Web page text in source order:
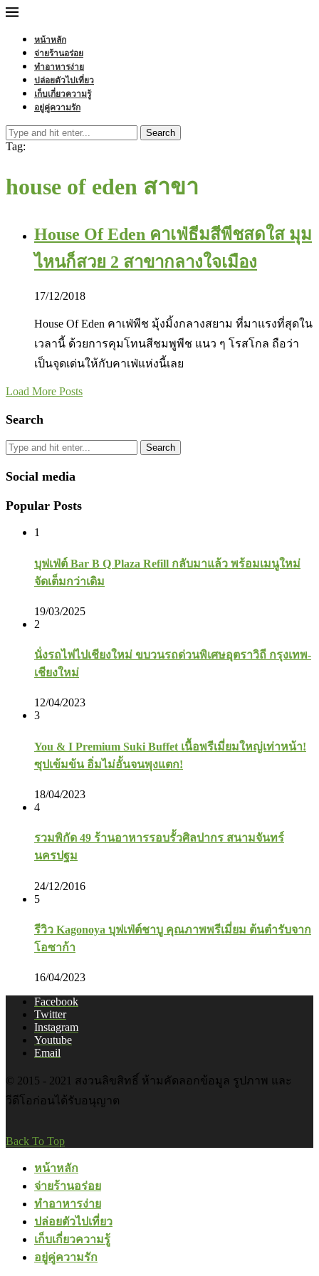
หน้าหลัก
จ่ายร้านอร่อย
ทำอาหารง่าย
ปล่อยตัวไปเที่ยว
เก็บเกี่ยวความรู้
อยู่คู่ความรัก
Search
Tag:
house of eden สาขา
House Of Eden คาเฟ่ธีมสีพีชสดใส มุม
ไหนก็สวย 2 สาขากลางใจเมือง
17/12/2018
House Of Eden คาเฟ่พีช มุ้งมิ้งกลางสยาม ที่มาแรงที่สุดใน
เวลานี้ ด้วยการคุมโทนสีชมพูพีช แนว ๆ โรสโกล ถือว่า
เป็นจุดเด่นให้กับคาเฟ่แห่งนี้เลย
Load More Posts
Search
Search
Social media
Popular Posts
1
บุฟเฟ่ต์ Bar B Q Plaza Refill กลับมาแล้ว พร้อมเมนูใหม่
จัดเต็มกว่าเดิม
19/03/2025
2
นั่งรถไฟไปเชียงใหม่ ขบวนรถด่วนพิเศษอุตราวิถี กรุงเทพ-
เชียงใหม่
12/04/2023
3
You & I Premium Suki Buffet เนื้อพรีเมี่ยมใหญ่เท่าหน้า!
ซุปเข้มข้น อิ่มไม่อั้นจนพุงแตก!
18/04/2023
4
รวมพิกัด 49 ร้านอาหารรอบรั้วศิลปากร สนามจันทร์
นครปฐม
24/12/2016
5
รีวิว Kagonoya บุฟเฟ่ต์ชาบู คุณภาพพรีเมี่ยม ต้นตำรับจาก
โอซาก้า
16/04/2023
Facebook
Twitter
Instagram
Youtube
Email
© 2015 - 2021 สงวนลิขสิทธิ์ ห้ามคัดลอกข้อมูล รูปภาพ และ
วีดีโอก่อนได้รับอนุญาต
Back To Top
หน้าหลัก
จ่ายร้านอร่อย
ทำอาหารง่าย
ปล่อยตัวไปเที่ยว
เก็บเกี่ยวความรู้
อยู่คู่ความรัก